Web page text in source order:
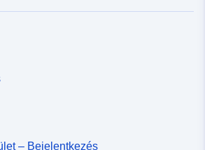
– Bejelentkezés